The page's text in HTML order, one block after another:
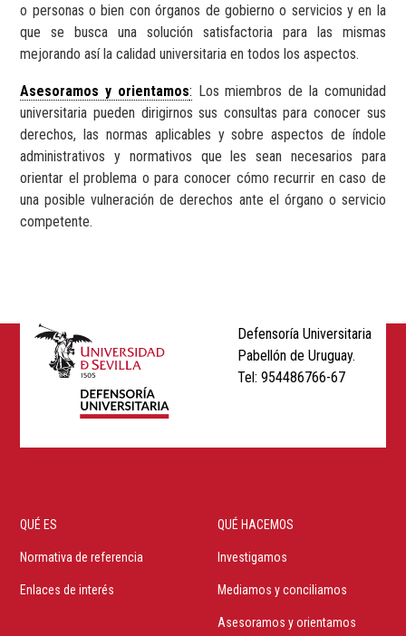
o personas o bien con órganos de gobierno o servicios y en la
que se busca una solución satisfactoria para las mismas
mejorando así la calidad universitaria en todos los aspectos.
Asesoramos y orientamos: Los miembros de la comunidad
universitaria pueden dirigirnos sus consultas para conocer sus
derechos, las normas aplicables y sobre aspectos de índole
administrativos y normativos que les sean necesarios para
orientar el problema o para conocer cómo recurrir en caso de
una posible vulneración de derechos ante el órgano o servicio
competente.
Defensoría Universitaria
Pabellón de Uruguay.
Tel: 954486766-67
Main
menu
QUÉ ES
Normativa de referencia
Enlaces de interés
QUÉ HACEMOS
Investigamos
Mediamos y conciliamos
Asesoramos y orientamos